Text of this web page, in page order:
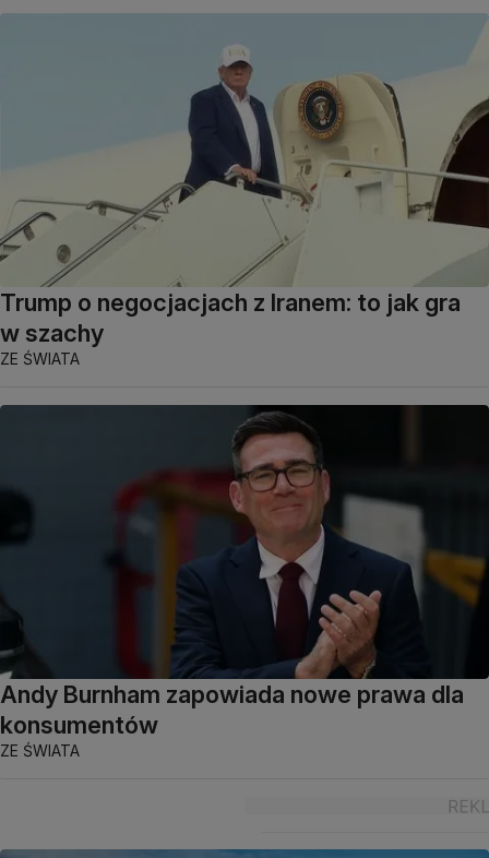
Trump o negocjacjach z Iranem: to jak gra
w szachy
ZE ŚWIATA
Andy Burnham zapowiada nowe prawa dla
konsumentów
ZE ŚWIATA